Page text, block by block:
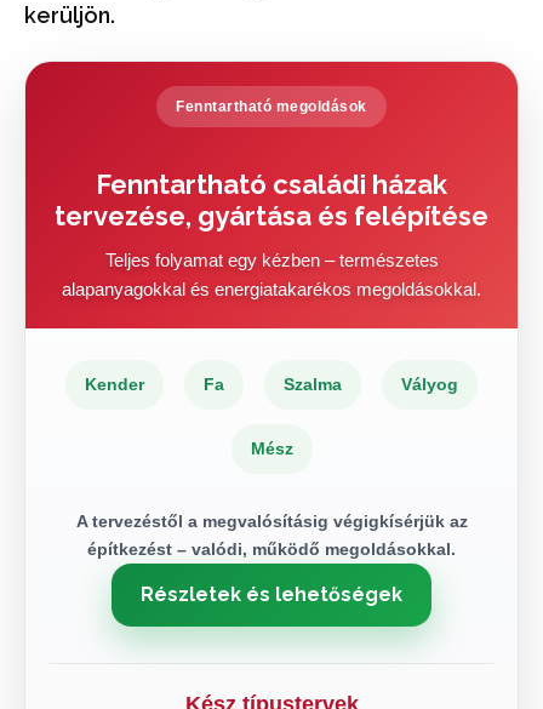
kerüljön.
Fenntartható megoldások
Fenntartható családi házak
tervezése, gyártása és felépítése
Teljes folyamat egy kézben – természetes
alapanyagokkal és energiatakarékos megoldásokkal.
Kender Fa Szalma Vályog
Mész
A tervezéstől a megvalósításig végigkísérjük az
építkezést – valódi, működő megoldásokkal.
Részletek és lehetőségek
Kész típustervek